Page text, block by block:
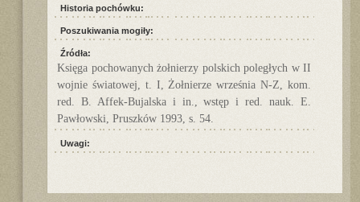
Historia pochówku:
Poszukiwania mogiły:
Źródła:
Księga pochowanych żołnierzy polskich poległych w II
wojnie światowej, t. I, Żołnierze września N-Z, kom.
red. B. Affek-Bujalska i in., wstęp i red. nauk. E.
Pawłowski, Pruszków 1993, s. 54.
Uwagi: